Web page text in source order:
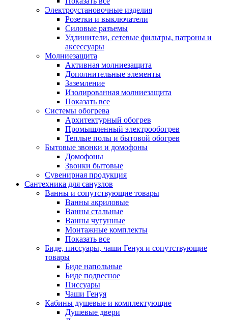
Электроустановочные изделия
Розетки и выключатели
Силовые разъемы
Удлинители, сетевые фильтры, патроны и
аксессуары
Молниезащита
Активная молниезащита
Дополнительные элементы
Заземление
Изолированная молниезащита
Показать все
Системы обогрева
Архитектурный обогрев
Промышленный электрообогрев
Теплые полы и бытовой обогрев
Бытовые звонки и домофоны
Домофоны
Звонки бытовые
Сувенирная продукция
Сантехника для санузлов
Ванны и сопутствующие товары
Ванны акриловые
Ванны стальные
Ванны чугунные
Монтажные комплекты
Показать все
Биде, писсуары, чаши Генуя и сопутствующие
товары
Биде напольные
Биде подвесное
Писсуары
Чаши Генуя
Кабины душевые и комплектующие
Душевые двери